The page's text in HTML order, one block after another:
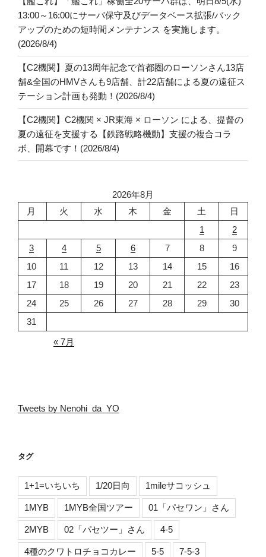
13:00～16:00にサーバ保守及びデータベース拡張/バック
アップのための短時間メンテナンス を実施します。
(2026/8/4)
【C2機関】夏の13周年記念で首都圏のローソンさん13店
舗&全国のHMVさんも9店舗、計22店舗による夏の遠征ス
テーション計画も発動！(2026/8/4)
【C2機関】C2機関 × JR東海 × ローソン による、提督の
夏の遠征を支援する【鉄路戦略機動】支援の複合コラ
ボ、開幕です！(2026/8/4)
2026年8月
月
火 水 木 金 土
日
1
2
3
4 5 6 7 8
9
10
11 12 13 14 15
16
17
18 19 20 21 22
23
24
25 26 27 28 29
30
31
« 7月
Tweets by Nenohi_da_YO
タグ
1+1=いちいち 1/20日向 1mileサコッシュ
1MYB 1MYB全国ツアー 01「パセワン」さん
2MYB 02「パセツー」さん 4-5
4種のクワトロチョコカレー 5-5 7-5-3